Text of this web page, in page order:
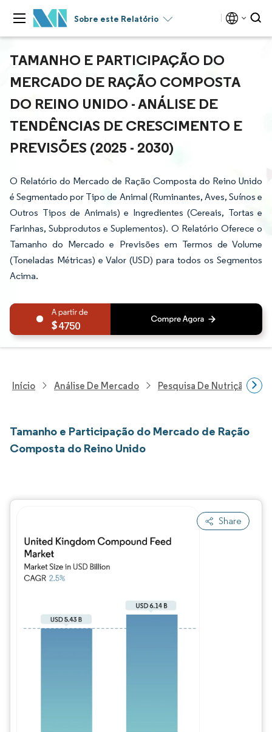
Sobre este Relatório
TAMANHO E PARTICIPAÇÃO DO
MERCADO DE RAÇÃO COMPOSTA
DO REINO UNIDO - ANÁLISE DE
TENDÊNCIAS DE CRESCIMENTO E
PREVISÕES (2025 - 2030)
O Relatório do Mercado de Ração Composta do Reino Unido
é Segmentado por Tipo de Animal (Ruminantes, Aves, Suínos e
Outros Tipos de Animais) e Ingredientes (Cereais, Tortas e
Farinhas, Subprodutos e Suplementos). O Relatório Oferece o
Tamanho do Mercado e Previsões em Termos de Volume
(Toneladas Métricas) e Valor (USD) para todos os Segmentos
Acima.
4750
Início Análise De Mercado Pesquisa De Nutrição E
Tamanho e Participação do Mercado de Ração
Composta do Reino Unido
Share